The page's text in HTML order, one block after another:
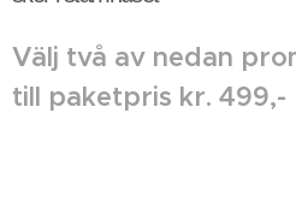
Välj två av nedan
till paketpris kr. 499,-